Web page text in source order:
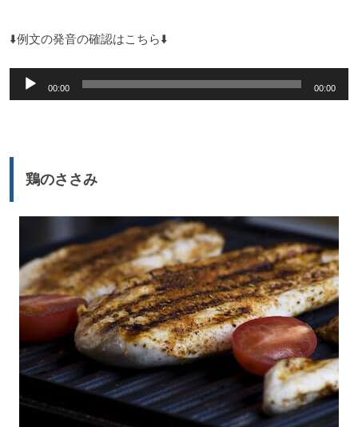
レ
ー
⬇️例文の発音の確認はこちら⬇️
声
ー
00:00 00:00
鶏のささみ